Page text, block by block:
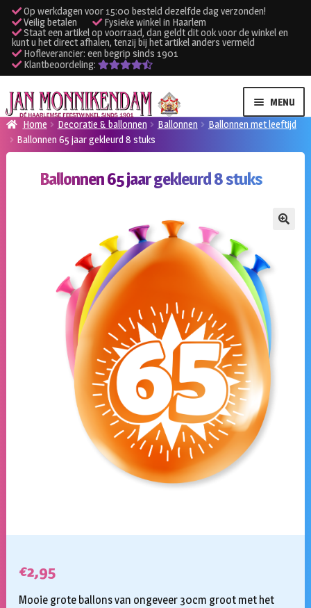
Op werkdagen voor 15:00 besteld dezelfde dag verzonden!
Veilig betalen
Fysieke winkel in Haarlem
Staat een artikel op voorraad, dan geldt dit ook voor de winkel en
kunt u het direct afhalen, tenzij bij het artikel anders vermeld
Hofleverancier: een begrip sinds 1901
Klantbeoordeling:
Ga
door
naar
navigatie
Ga
naar
de
inhoud
MENU
Verhuur kleding
Verhuur apparatuur
Klantenservice
Inloggen
Home Decoratie & ballonnen Ballonnen
Ballonnen met leeftijd
Ballonnen 65 jaar gekleurd 8 stuks
Ballonnen 65 jaar gekleurd 8 stuks
€2,95
Mooie grote ballons van ongeveer 30cm groot met het